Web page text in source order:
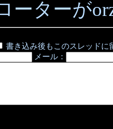
ーターが
書き込み後もこのスレッドに
メール：